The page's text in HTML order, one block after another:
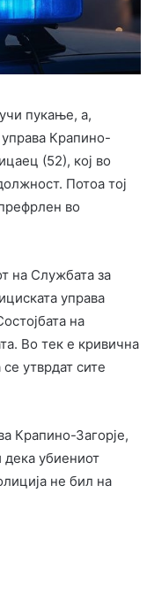
пукање, а,
Крапино-
(52), кој во
Потоа тој
во
на Службата за
управа
на
Во тек е кривична
утврдат сите
Крапино-Загорје,
убиениот
не бил на